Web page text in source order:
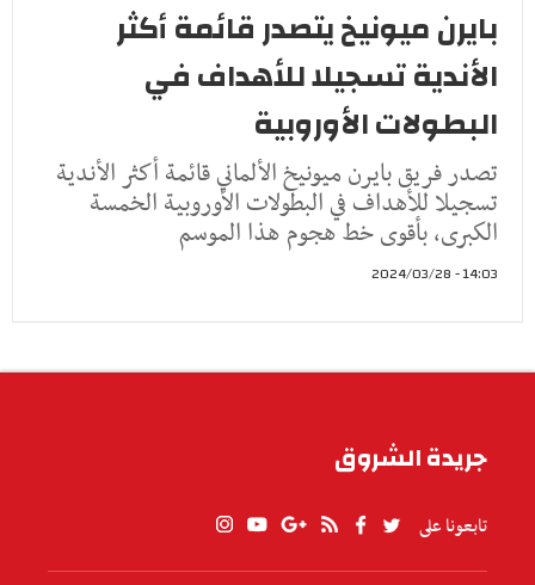
بايرن ميونيخ يتصدر قائمة أكثر
الأندية تسجيلا للأهداف في
البطولات الأوروبية
تصدر فريق بايرن ميونيخ الألماني قائمة أكثر الأندية
تسجيلا للأهداف في البطولات الأوروبية الخمسة
الكبرى, بأقوى خط هجوم هذا الموسم
14:03 - 2024/03/28
جريدة الشروق
تابعونا على